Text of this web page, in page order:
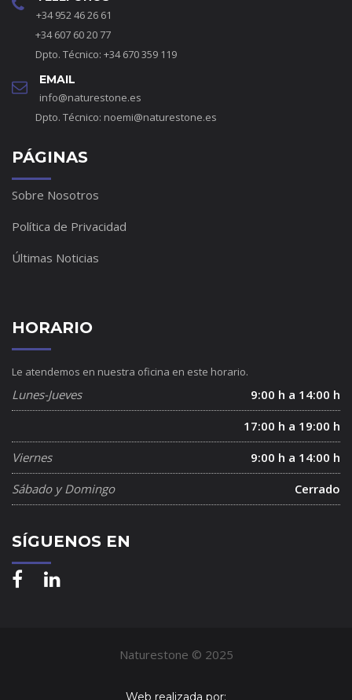
+34 952 46 26 61
+34 607 60 20 77
Dpto. Técnico: +34 670 359 119
EMAIL
info@naturestone.es
Dpto. Técnico: noemi@naturestone.es
PÁGINAS
Sobre Nosotros
Política de Privacidad
Últimas Noticias
HORARIO
Le atendemos en nuestra oficina en este horario.
Lunes-Jueves
9:00 h a 14:00 h
17:00 h a 19:00 h
Viernes
9:00 h a 14:00 h
Sábado y Domingo
Cerrado
SÍGUENOS EN
Naturestone © 2025
Web realizada por: